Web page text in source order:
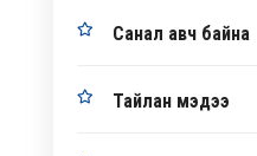
Санал авч байна
Тайлан мэдээ